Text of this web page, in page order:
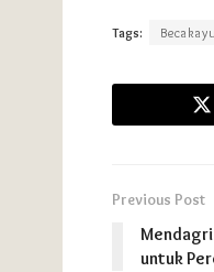
Tags: Becakayu
Previous Post
Mendagri
untuk